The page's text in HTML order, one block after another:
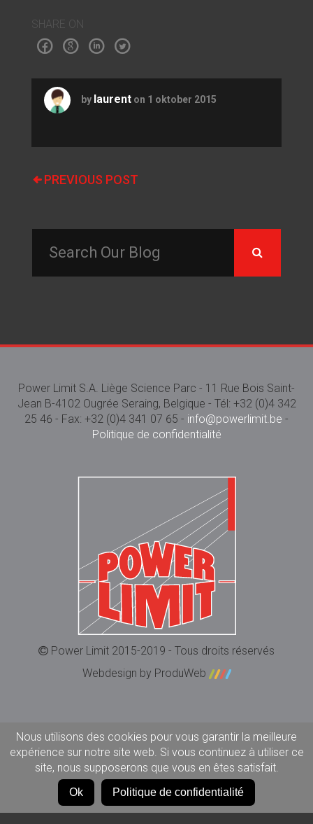
SHARE ON
by laurenton 1 oktober 2015
PREVIOUS POST
Power Limit S.A. Liège Science Parc - 11 Rue Bois Saint-
Jean B-4102 Ougrée Seraing, Belgique - Tél: +32 (0)4 342
25 46 - Fax: +32 (0)4 341 07 65 - info@powerlimit.be -
Politique de confidentialité
Power Limit 2015-2019 - Tous droits réservés
Webdesign by ProduWeb
Nous utilisons des cookies pour vous garantir la meilleure
expérience sur notre site web. Si vous continuez à utiliser ce
site, nous supposerons que vous en êtes satisfait.
Ok Politique de confidentialité